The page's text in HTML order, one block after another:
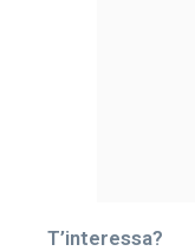
T’interessa?